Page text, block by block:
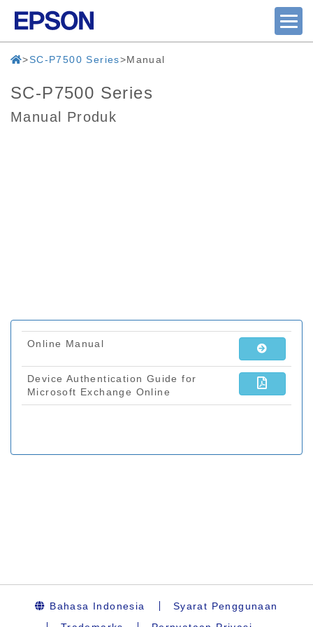
SC-P7500 Series Manual
SC-P7500 Series
Manual Produk
Bahasa Indonesia
Syarat Penggunaan